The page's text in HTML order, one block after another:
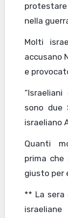
nella
Molti
accusano
e
sono due
israeliano
Quanti
prima che
giusto per
** La sera